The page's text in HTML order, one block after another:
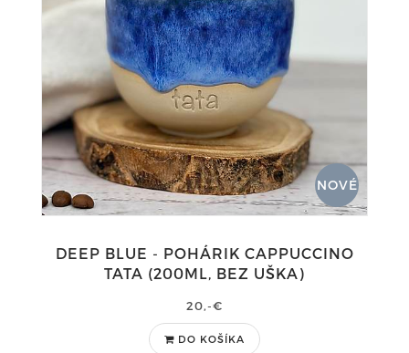
NOVÉ
DEEP BLUE - POHÁRIK CAPPUCCINO
TATA (200ML, BEZ UŠKA)
20,-€
DO KOŠÍKA